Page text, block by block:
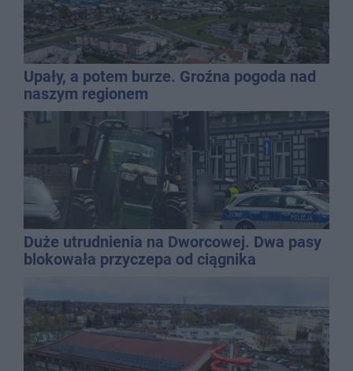
Upały, a potem burze. Groźna pogoda nad
naszym regionem
Duże utrudnienia na Dworcowej. Dwa pasy
blokowała przyczepa od ciągnika